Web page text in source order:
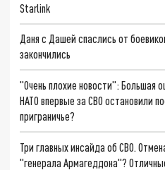
Starlink
Даня с Дашей спаслись от
закончились
"Очень плохие новости": Большая
НАТО впервые за СВО остановили
приграничье?
Три главных инсайда об СВО.
"генерала Армагеддона"?